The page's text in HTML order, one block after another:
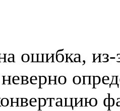
ошибка, из-